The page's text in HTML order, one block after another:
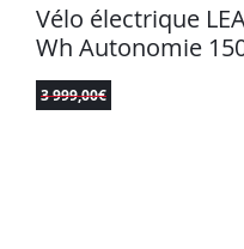
Vélo électrique
Wh Autonomie
3 999,00€